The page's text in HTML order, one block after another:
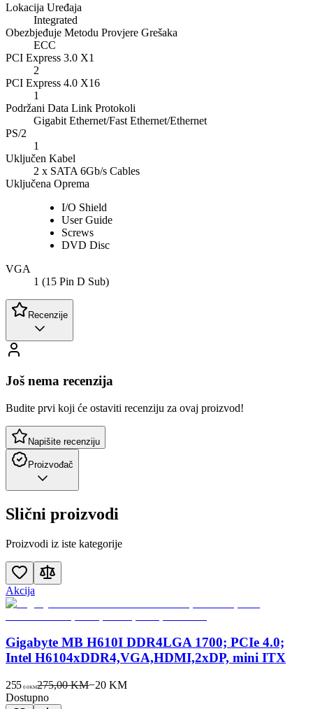
Lokacija Uređaja
Integrated
Obezbjeđuje Metodu Provjere Grešaka
ECC
PCI Express 3.0 X1
2
PCI Express 4.0 X16
1
Podržani Data Link Protokoli
Gigabit Ethernet/Fast Ethernet/Ethernet
PS/2
1
Uključen Kabel
2 x SATA 6Gb/s Cables
Uključena Oprema
I/O Shield
User Guide
Screws
DVD Disc
VGA
1 (15 Pin D Sub)
Recenzije
Još nema recenzija
Budite prvi koji će ostaviti recenziju za ovaj proizvod!
Napišite recenziju
Proizvođač
Slični proizvodi
Proizvodi iz iste kategorije
Akcija
Gigabyte MB H610I DDR4LGA 1700; PCIe 4.0;
Intel H6104xDDR4,VGA,HDMI,2xDP, mini ITX
255 00KM275,00 KM−20 KM
Dostupno